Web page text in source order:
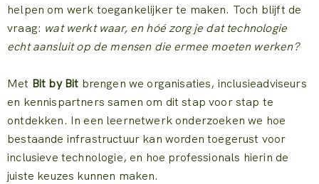
helpen om werk toegankelijker te maken. Toch blijft de
vraag: wat werkt waar, en hóé zorg je dat technologie
echt aansluit op de mensen die ermee moeten werken?
Met Bit by Bit brengen we organisaties, inclusieadviseurs
en kennispartners samen om dit stap voor stap te
ontdekken. In een leernetwerk onderzoeken we hoe
bestaande infrastructuur kan worden toegerust voor
inclusieve technologie, en hoe professionals hierin de
juiste keuzes kunnen maken.